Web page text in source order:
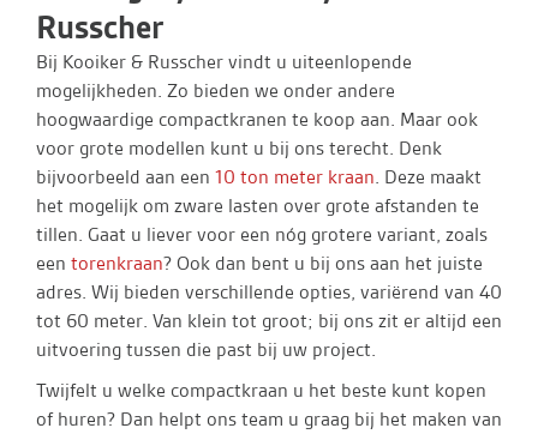
Russcher
Bij Kooiker & Russcher vindt u uiteenlopende
mogelijkheden. Zo bieden we onder andere
hoogwaardige compactkranen te koop aan. Maar ook
voor grote modellen kunt u bij ons terecht. Denk
bijvoorbeeld aan een 10 ton meter kraan. Deze maakt
het mogelijk om zware lasten over grote afstanden te
tillen. Gaat u liever voor een nóg grotere variant, zoals
een torenkraan? Ook dan bent u bij ons aan het juiste
adres. Wij bieden verschillende opties, variërend van 40
tot 60 meter. Van klein tot groot; bij ons zit er altijd een
uitvoering tussen die past bij uw project.
Twijfelt u welke compactkraan u het beste kunt kopen
of huren? Dan helpt ons team u graag bij het maken van